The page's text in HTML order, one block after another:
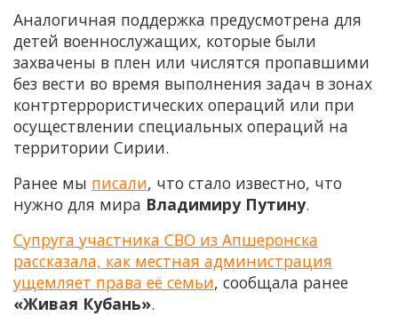
Аналогичная поддержка предусмотрена для
детей военнослужащих, которые были
захвачены в плен или числятся пропавшими
без вести во время выполнения задач в зонах
контртеррористических операций или при
осуществлении специальных операций на
территории Сирии.
Ранее мы писали, что стало известно, что
нужно для мира Владимиру Путину.
Супруга участника СВО из Апшеронска
рассказала, как местная администрация
ущемляет права её семьи, сообщала ранее
«Живая Кубань».